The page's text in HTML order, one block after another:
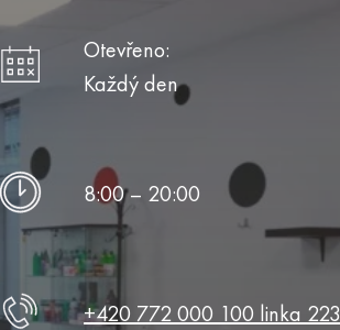
Otevřeno:
Každý den
8:00 – 20:00
+420 772 000 100 linka 223